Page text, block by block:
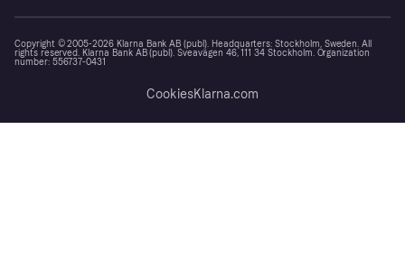
Copyright © 2005-2026 Klarna Bank AB (publ). Headquarters: Stockholm, Sweden. All
rights reserved. Klarna Bank AB (publ). Sveavägen 46, 111 34 Stockholm. Organization
number: 556737-0431
CookiesKlarna.com